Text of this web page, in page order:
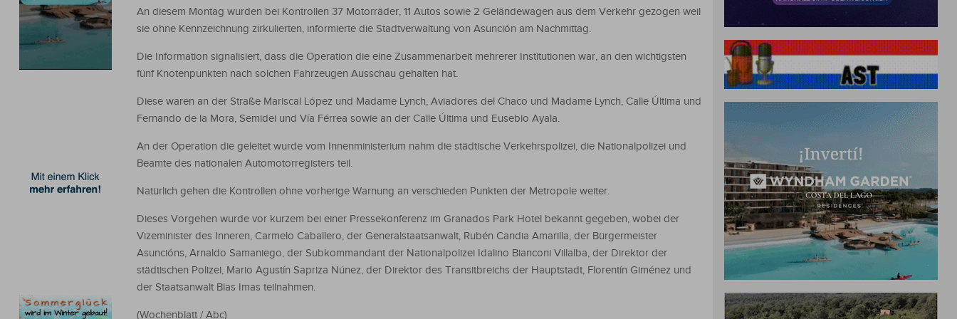
An diesem Montag wurden bei Kontrollen 37 Motorräder, 11 Autos sowie 2 Geländewagen aus dem Verkehr gezogen weil
sie ohne Kennzeichnung zirkulierten, informierte die Stadtverwaltung von Asunción am Nachmittag.
Die Information signalisiert, dass die Operation die eine Zusammenarbeit mehrerer Institutionen war, an den wichtigsten
fünf Knotenpunkten nach solchen Fahrzeugen Ausschau gehalten hat.
Diese waren an der Straße Mariscal López und Madame Lynch, Aviadores del Chaco und Madame Lynch, Calle Última und
Fernando de la Mora, Semidei und Vía Férrea sowie an der Calle Última und Eusebio Ayala.
An der Operation die geleitet wurde vom Innenministerium nahm die städtische Verkehrspolizei, die Nationalpolizei und
Beamte des nationalen Automotorregisters teil.
Natürlich gehen die Kontrollen ohne vorherige Warnung an verschieden Punkten der Metropole weiter.
Dieses Vorgehen wurde vor kurzem bei einer Pressekonferenz im Granados Park Hotel bekannt gegeben, wobei der
Vizeminister des Inneren, Carmelo Caballero, der Generalstaatsanwalt, Rubén Candia Amarilla, der Bürgermeister
Asuncións, Arnaldo Samaniego, der Subkommandant der Nationalpolizei Idalino Bianconi Villalba, der Direktor der
städtischen Polizei, Mario Agustín Sapriza Núnez, der Direktor des Transitbreichs der Hauptstadt, Florentín Giménez und
der Staatsanwalt Blas Imas teilnahmen.
(Wochenblatt / Abc)